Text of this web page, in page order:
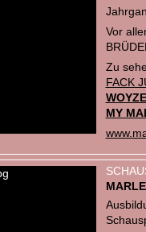
Vor
Zu
FACK
MY